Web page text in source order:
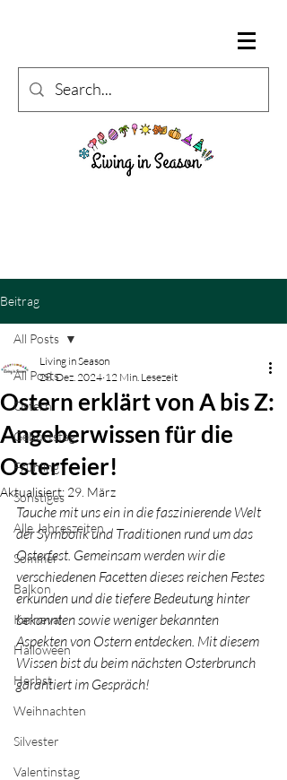
Beitrag
All Posts
Ostern
Geburtstag
Frühling
Sonstiges
Alle Jahreszeiten
Sommer
Balkon
Karneval
Halloween
Herbst
Weihnachten
Silvester
Valentinstag
All Posts
Ostern erklärt von A bis Z:
Angeberwissen für die
Osterfeier!
Living in Season
28. Dez. 2024 12 Min. Lesezeit
Aktualisiert: 29. März
Tauche mit uns ein in die faszinierende Welt
der Symbolik und Traditionen rund um das
Osterfest. Gemeinsam werden wir die
verschiedenen Facetten dieses reichen Festes
erkunden und die tiefere Bedeutung hinter
bekannten sowie weniger bekannten
Aspekten von Ostern entdecken. Mit diesem
Wissen bist du beim nächsten Osterbrunch
garantiert im Gespräch!